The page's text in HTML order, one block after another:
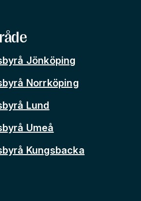
Jönköping
Norrköping
Lund
Umeå
Kungsbacka